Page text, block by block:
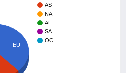
AS
NA
AF
SA
OC
EU